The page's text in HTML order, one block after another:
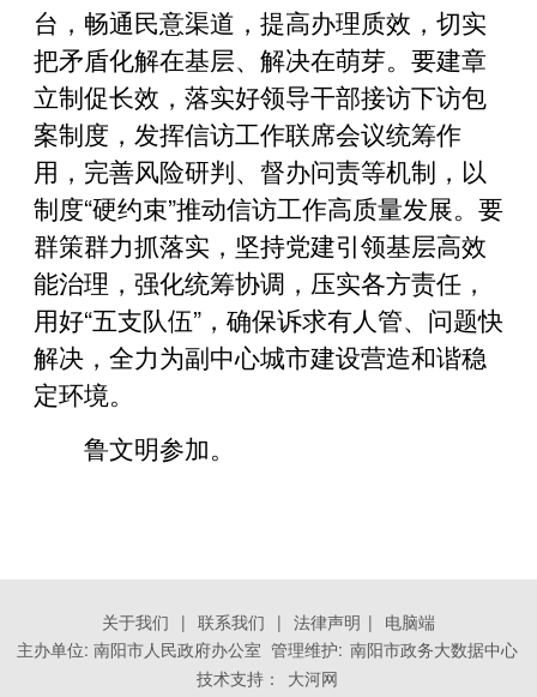
台，畅通民意渠道，提高办理质效，切实
把矛盾化解在基层、解决在萌芽。要建章
立制促长效，落实好领导干部接访下访包
案制度，发挥信访工作联席会议统筹作
用，完善风险研判、督办问责等机制，以
制度“硬约束”推动信访工作高质量发展。要
群策群力抓落实，坚持党建引领基层高效
能治理，强化统筹协调，压实各方责任，
用好“五支队伍”，确保诉求有人管、问题快
解决，全力为副中心城市建设营造和谐稳
定环境。
鲁文明参加。
关于我们 | 联系我们 | 法律声明 | 电脑端
主办单位: 南阳市人民政府办公室 管理维护: 南阳市政务大数据中心
技术支持：
大河网